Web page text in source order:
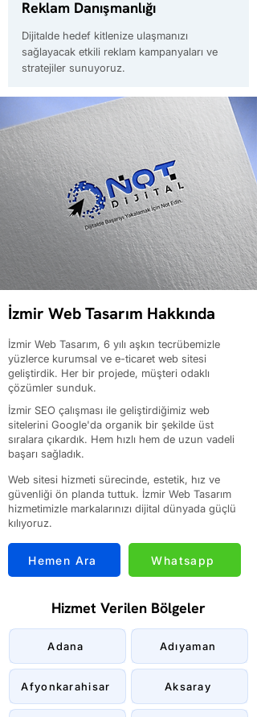
Reklam Danışmanlığı
Dijitalde hedef kitlenize ulaşmanızı
sağlayacak etkili reklam kampanyaları ve
stratejiler sunuyoruz.
İzmir Web Tasarım Hakkında
İzmir Web Tasarım, 6 yılı aşkın tecrübemizle
yüzlerce kurumsal ve e-ticaret web sitesi
geliştirdik. Her bir projede, müşteri odaklı
çözümler sunduk.
İzmir SEO çalışması ile geliştirdiğimiz web
sitelerini Google'da organik bir şekilde üst
sıralara çıkardık. Hem hızlı hem de uzun vadeli
başarı sağladık.
Web sitesi hizmeti sürecinde, estetik, hız ve
güvenliği ön planda tuttuk. İzmir Web Tasarım
hizmetimizle markalarınızı dijital dünyada güçlü
kılıyoruz.
Hemen Ara Whatsapp
Hizmet Verilen Bölgeler
Adana
Afyonkarahisar
Adıyaman
Aksaray